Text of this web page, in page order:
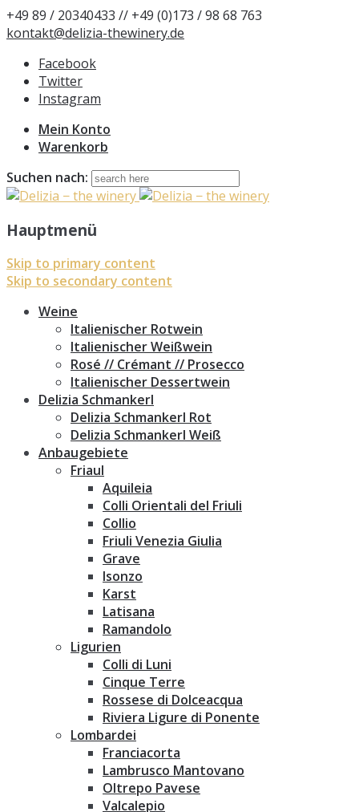
+49 89 / 20340433 // +49 (0)173 / 98 68 763
kontakt@delizia-thewinery.de
Facebook
Twitter
Instagram
Mein Konto
Warenkorb
Suchen nach:
Hauptmenü
Skip to primary content
Skip to secondary content
Weine
Italienischer Rotwein
Italienischer Weißwein
Rosé // Crémant // Prosecco
Italienischer Dessertwein
Delizia Schmankerl
Delizia Schmankerl Rot
Delizia Schmankerl Weiß
Anbaugebiete
Friaul
Aquileia
Colli Orientali del Friuli
Collio
Friuli Venezia Giulia
Grave
Isonzo
Karst
Latisana
Ramandolo
Ligurien
Colli di Luni
Cinque Terre
Rossese di Dolceacqua
Riviera Ligure di Ponente
Lombardei
Franciacorta
Lambrusco Mantovano
Oltrepo Pavese
Valcalepio